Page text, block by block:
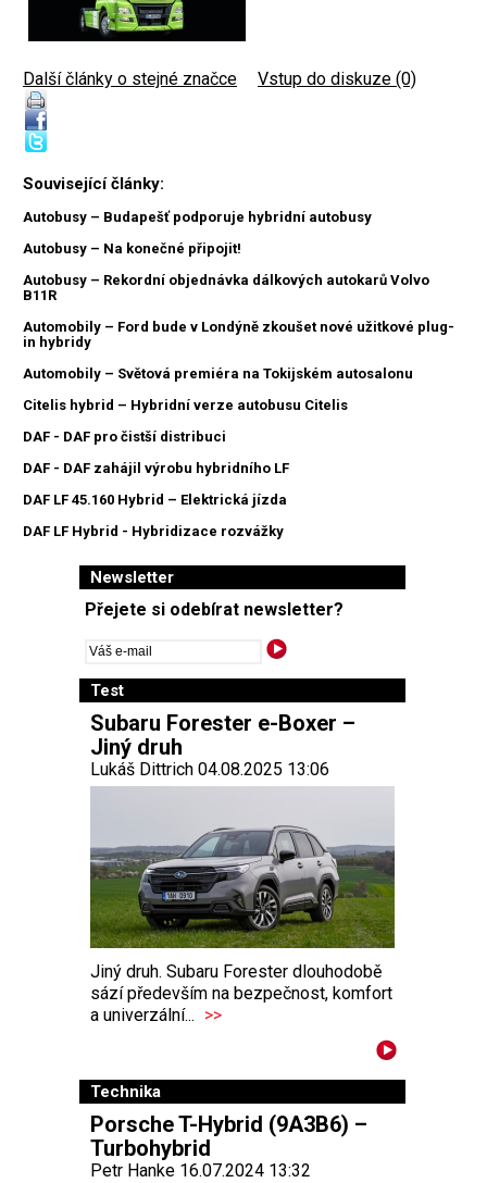
Další články o stejné značce Vstup do diskuze (0)
Související články:
Autobusy – Budapešť podporuje hybridní autobusy
Autobusy – Na konečné připojit!
Autobusy – Rekordní objednávka dálkových autokarů Volvo
B11R
Automobily – Ford bude v Londýně zkoušet nové užitkové plug-
in hybridy
Automobily – Světová premiéra na Tokijském autosalonu
Citelis hybrid – Hybridní verze autobusu Citelis
DAF - DAF pro čistší distribuci
DAF - DAF zahájil výrobu hybridního LF
DAF LF 45.160 Hybrid – Elektrická jízda
DAF LF Hybrid - Hybridizace rozvážky
Newsletter
Přejete si odebírat newsletter?
Test
Subaru Forester e-Boxer –
Jiný druh
Lukáš Dittrich 04.08.2025 13:06
Jiný druh. Subaru Forester dlouhodobě
sází především na bezpečnost, komfort
a univerzální... >>
Technika
Porsche T-Hybrid (9A3B6) –
Turbohybrid
Petr Hanke 16.07.2024 13:32